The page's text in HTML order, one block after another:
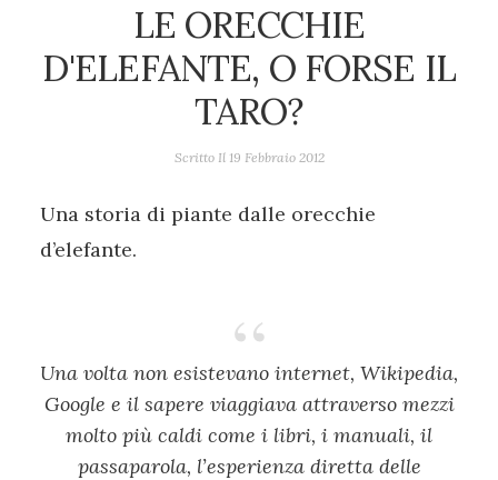
LE ORECCHIE
D'ELEFANTE, O FORSE IL
TARO?
Scritto Il 19 Febbraio 2012
Una storia di piante dalle orecchie
d’elefante.
Una volta non esistevano internet, Wikipedia,
Google e il sapere viaggiava attraverso mezzi
molto più caldi come i libri, i manuali, il
passaparola, l’esperienza diretta delle